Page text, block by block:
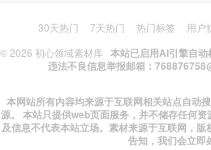
30天热门 7天热门 热门标签 用户
© 2026 初心领域素材库 本站已启用AI引擎自动
违法不良信息举报邮箱：
本网站所有内容均来源于互联网相关站点自动
源。 本站只提供web页面服务，并不储存任何
及信息不代表本站立场。素材来源于互联网，
告知，我们会立即